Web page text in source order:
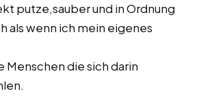
putze,sauber und in Ordnung
als wenn ich mein eigenes
Menschen die sich darin